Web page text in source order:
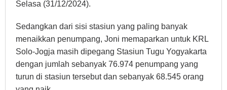
Selasa (31/12/2024).
Sedangkan dari sisi stasiun yang paling banyak
menaikkan penumpang, Joni memaparkan untuk KRL
Solo-Jogja masih dipegang Stasiun Tugu Yogyakarta
dengan jumlah sebanyak 76.974 penumpang yang
turun di stasiun tersebut dan sebanyak 68.545 orang